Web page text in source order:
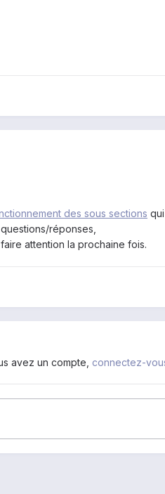
des sous sections
réponses,
attention la prochaine fois.
avez un compte, connectez-